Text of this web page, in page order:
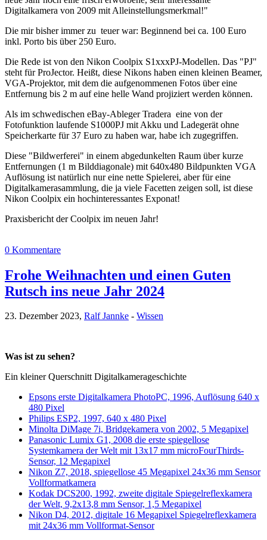
Digitalkamera von 2009 mit Alleinstellungsmerkmal!"
Die mir bisher immer zu teuer war: Beginnend bei ca. 100 Euro
inkl. Porto bis über 250 Euro.
Die Rede ist von den Nikon Coolpix S1xxxPJ-Modellen. Das "PJ"
steht für ProJector. Heißt, diese Nikons haben einen kleinen Beamer,
VGA-Projektor, mit dem die aufgenommenen Fotos über eine
Entfernung bis 2 m auf eine helle Wand projiziert werden können.
Als im schwedischen eBay-Ableger Tradera eine von der
Fotofunktion laufende S1000PJ mit Akku und Ladegerät ohne
Speicherkarte für 37 Euro zu haben war, habe ich zugegriffen.
Diese "Bildwerferei" in einem abgedunkelten Raum über kurze
Entfernungen (1 m Bilddiagonale) mit 640x480 Bildpunkten VGA
Auflösung ist natürlich nur eine nette Spielerei, aber für eine
Digitalkamerasammlung, die ja viele Facetten zeigen soll, ist diese
Nikon Coolpix ein hochinteressantes Exponat!
Praxisbericht der Coolpix im neuen Jahr!
0 Kommentare
Frohe Weihnachten und einen Guten
Rutsch ins neue Jahr 2024
23. Dezember 2023, Ralf Jannke - Wissen
Was ist zu sehen?
Ein kleiner Querschnitt Digitalkamerageschichte
Epsons erste Digitalkamera PhotoPC, 1996, Auflösung 640 x
480 Pixel
Philips ESP2, 1997, 640 x 480 Pixel
Minolta DiMage 7i, Bridgekamera von 2002, 5 Megapixel
Panasonic Lumix G1, 2008 die erste spiegellose
Systemkamera der Welt mit 13x17 mm microFourThirds-
Sensor, 12 Megapixel
Nikon Z7, 2018, spiegellose 45 Megapixel 24x36 mm Sensor
Vollformatkamera
Kodak DCS200, 1992, zweite digitale Spiegelreflexkamera
der Welt, 9,2x13,8 mm Sensor, 1,5 Megapixel
Nikon D4, 2012, digitale 16 Megapixel Spiegelreflexkamera
mit 24x36 mm Vollformat-Sensor